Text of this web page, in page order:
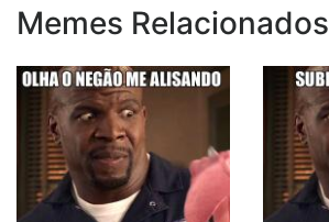
Memes Relacionados